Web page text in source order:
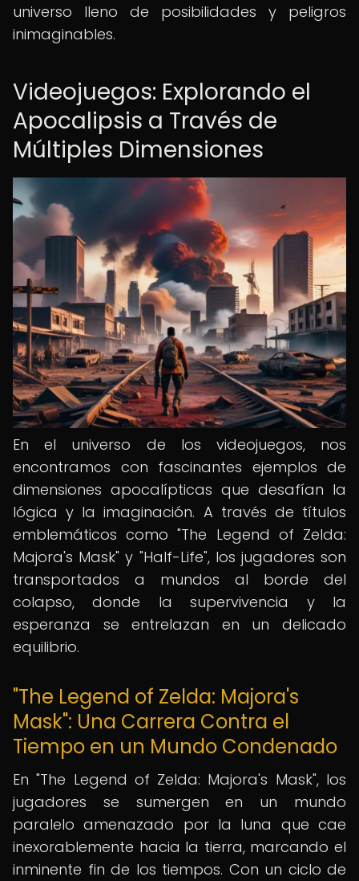
universo lleno de posibilidades y peligros
inimaginables.
Videojuegos: Explorando el
Apocalipsis a Través de
Múltiples Dimensiones
En el universo de los videojuegos, nos
encontramos con fascinantes ejemplos de
dimensiones apocalípticas que desafían la
lógica y la imaginación. A través de títulos
emblemáticos como "The Legend of Zelda:
Majora's Mask" y "Half-Life", los jugadores son
transportados a mundos al borde del
colapso, donde la supervivencia y la
esperanza se entrelazan en un delicado
equilibrio.
"The Legend of Zelda: Majora's
Mask": Una Carrera Contra el
Tiempo en un Mundo Condenado
En "The Legend of Zelda: Majora's Mask", los
jugadores se sumergen en un mundo
paralelo amenazado por la luna que cae
inexorablemente hacia la tierra, marcando el
inminente fin de los tiempos. Con un ciclo de